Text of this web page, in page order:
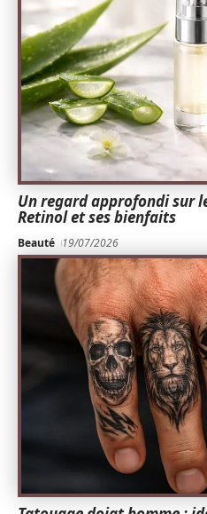
Un regard approfondi sur
Retinol et ses bienfaits
Beauté 19/07/2026